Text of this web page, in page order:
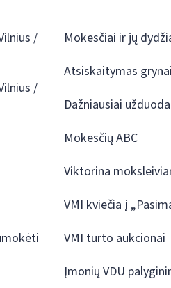
/
/
Mokesčiai ir jų
Atsiskaitymas
Dažniausiai
Mokesčių ABC
Viktorina
VMI kviečia į
VMI turto aukcionai
Įmonių VDU